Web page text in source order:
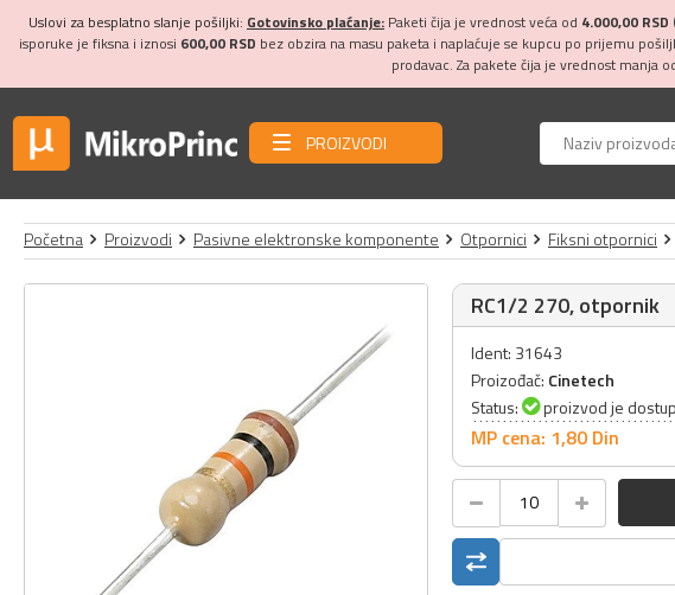
Uslovi za besplatno slanje pošiljki: Gotovinsko plaćanje: Paketi čija je vrednost veća od 4.000,00 RSD
isporuke je fiksna i iznosi 600,00 RSD bez obzira na masu paketa i naplaćuje se kupcu po prijemu
prodavac. Za pakete čija je vrednost manja
PROIZVODI
Početna Proizvodi Pasivne elektronske komponente Otpornici Fiksni otpornici
RC1/2 270, otpornik
Ident: 31643
Proizođač: Cinetech
Status:
proizvod je
MP cena: 1,80 Din